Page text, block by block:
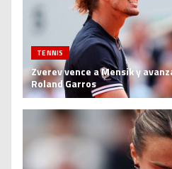
TENNIS
Zverev vence a Mensik y
Roland Garros